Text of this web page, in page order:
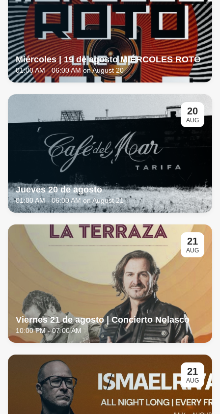
Miércoles | 19 de agosto MIÉRCOLES ROTO
01:00 AM- 06:00 AM on August 20
20
AUG
Jueves 20 de agosto
01:00 AM- 06:00 AM on August 21
21
AUG
Viernes 21 de agosto | Concierto Nolasco
10:00 PM- 07:00 AM
21
AUG